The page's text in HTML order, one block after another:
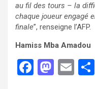
au fil des tours – la
chaque joueur engagé
finale”, renseigne l’AFP.
Hamiss Mba Amadou
F
M E